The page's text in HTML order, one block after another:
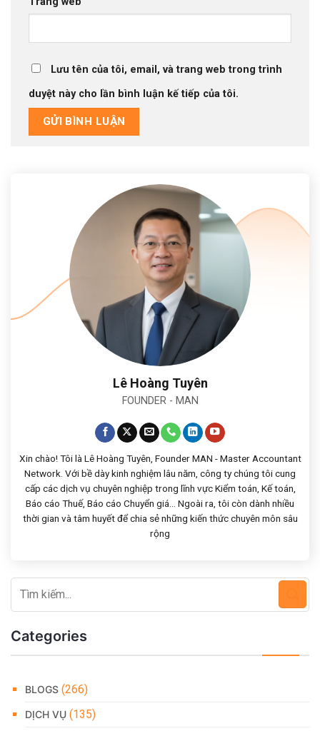
Lưu tên của tôi, email, và trang web trong trình
duyệt này cho lần bình luận kế tiếp của tôi.
Lê Hoàng Tuyên
FOUNDER - MAN
Xin chào! Tôi là Lê Hoàng Tuyên, Founder MAN - Master Accountant
Network. Với bề dày kinh nghiệm lâu năm, công ty chúng tôi cung
cấp các dịch vụ chuyên nghiệp trong lĩnh vực Kiểm toán, Kế toán,
Báo cáo Thuế, Báo cáo Chuyển giá... Ngoài ra, tôi còn dành nhiều
thời gian và tâm huyết để chia sẻ những kiến thức chuyên môn sâu
rộng
Categories
BLOGS (266)
DỊCH VỤ (135)